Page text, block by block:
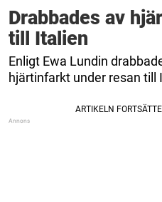
Drabbades av
till Italien
Enligt Ewa Lundin
hjärtinfarkt under resan till